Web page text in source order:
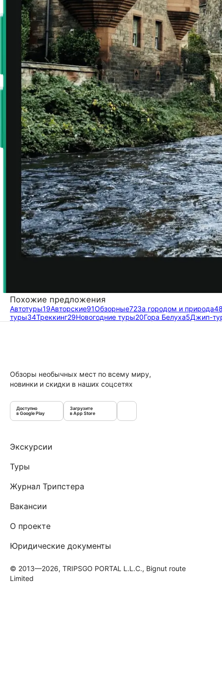
Похожие предложения
Автотуры19Авторские91Обзорные72За городом и природа
туры34Треккинг29Новогодние туры20Гора Белуха5Джип-
Обзоры необычных мест по всему миру,
новинки и скидки в наших соцсетях
Доступно
в Google Play
Загрузите
в App Store
Экскурсии
Туры
Журнал Трипстера
Вакансии
О проекте
Юридические документы
© 2013—2026, TRIPSGO PORTAL L.L.C., Bignut route
Limited